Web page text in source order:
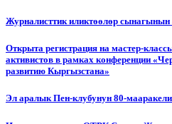
Журналисттик иликтөөлөр сынагынын
Открыта регистрация на мастер-
активистов в рамках конференции
развитию Кыргызстана»
Эл аралык Пен-клубунун 80-